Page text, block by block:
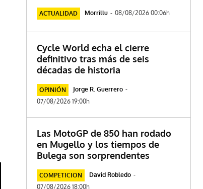
ACTUALIDAD Morrillu - 08/08/2026 00:06h
Cycle World echa el cierre
definitivo tras más de seis
décadas de historia
OPINIÓN Jorge R. Guerrero -
07/08/2026 19:00h
Las MotoGP de 850 han rodado
en Mugello y los tiempos de
Bulega son sorprendentes
COMPETICION David Robledo -
07/08/2026 18:00h